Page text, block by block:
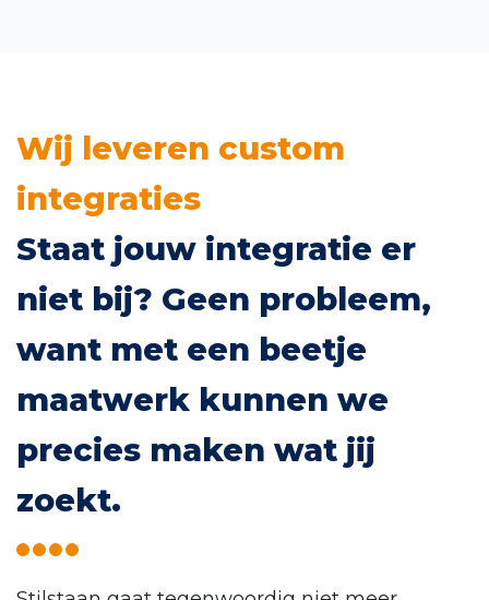
Wij leveren custom
integraties
Staat jouw integratie er
niet bij? Geen probleem,
want met een beetje
maatwerk kunnen we
precies maken wat jij
zoekt.